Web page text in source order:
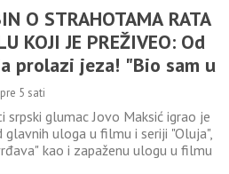
da će napisati priručnik o tome
je potrebna muškarcima.
i znanje su moć. Posebno za
mora da rasvesti svoj
O STRAHOTAMA RATA
KOJI JE PREŽIVEO: Od
prolazi jeza! "Bio sam u
ostalim narodom"
pre 5 sati
srpski glumac Jovo Maksić igrao je
glavnih uloga u filmu i seriji "Oluja",
kao i zapaženu ulogu u filmu